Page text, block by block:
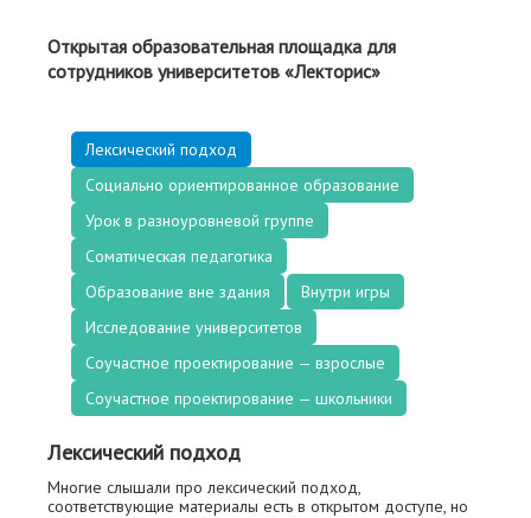
Открытая образовательная площадка для
сотрудников университетов «Лекторис»
Лексический подход
Социально ориентированное образование
Урок в разноуровневой группе
Соматическая педагогика
Образование вне здания
Внутри игры
Исследование университетов
Соучастное проектирование — взрослые
Cоучастное проектирование — школьники
Лексический подход
Многие слышали про лексический подход,
соответствующие материалы есть в открытом доступе, но